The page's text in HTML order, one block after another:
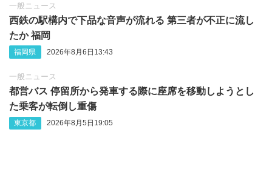
一般ニュース
西鉄の駅構内で下品な音声が流れる 第三者が不正に流し
たか 福岡
福岡県 2026年8月6日13:43
一般ニュース
都営バス 停留所から発車する際に座席を移動しようとし
た乗客が転倒し重傷
東京都 2026年8月5日19:05